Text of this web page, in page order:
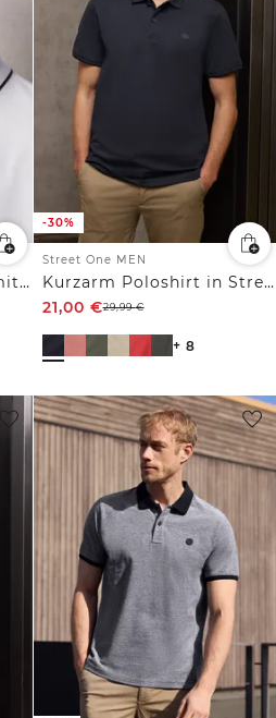
Basic Piqué Poloshirt mit Kontrastdetail
-30%
Street One MEN
Kurzarm Poloshirt in Stretchqualität
21,00 €29,99€
+ 8